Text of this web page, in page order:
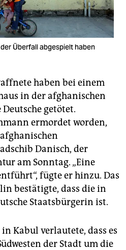
Überfall abgespielt haben
haben bei einem
in der afghanischen
getötet.
ermordet worden,
Danisch, der
am Sonntag. „Eine
fügte er hinzu. Das
bestätigte, dass die in
Staatsbürgerin ist.
Kabul verlautete, dass es
der Stadt um die